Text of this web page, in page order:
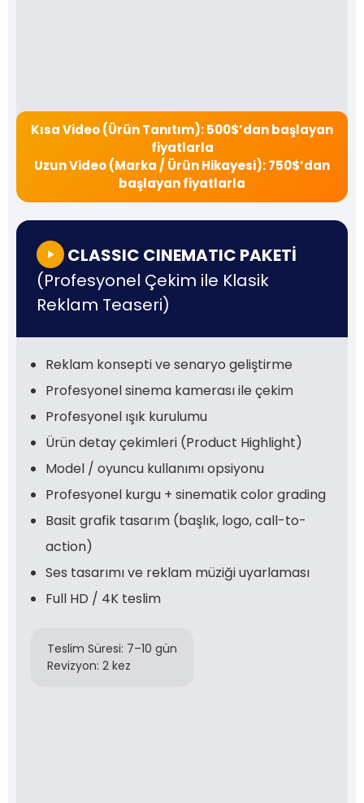
Kısa Video (Ürün Tanıtım): 500$’dan başlayan
fiyatlarla
Uzun Video (Marka / Ürün Hikayesi): 750$’dan
başlayan fiyatlarla
CLASSIC CINEMATIC PAKETİ
(Profesyonel Çekim ile Klasik
Reklam Teaseri)
Reklam konsepti ve senaryo geliştirme
Profesyonel sinema kamerası ile çekim
Profesyonel ışık kurulumu
Ürün detay çekimleri (Product Highlight)
Model / oyuncu kullanımı opsiyonu
Profesyonel kurgu + sinematik color grading
Basit grafik tasarım (başlık, logo, call-to-
action)
Ses tasarımı ve reklam müziği uyarlaması
Full HD / 4K teslim
Teslim Süresi: 7–10 gün
Revizyon: 2 kez